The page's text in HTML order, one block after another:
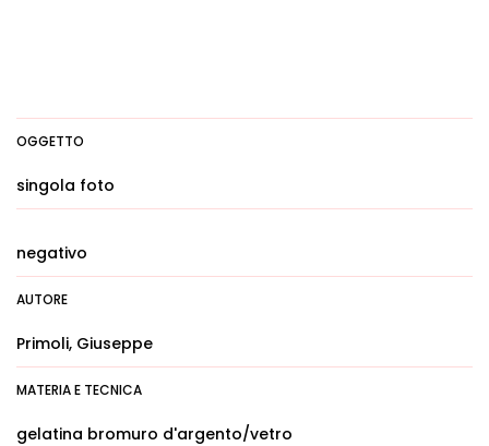
OGGETTO
singola foto
negativo
AUTORE
Primoli, Giuseppe
MATERIA E TECNICA
gelatina bromuro d'argento/vetro